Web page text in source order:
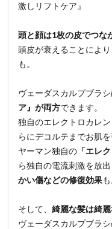
激しリフトケア』
頭と顔は1枚の皮でつな
頭皮が衰えることによ
も。
ヴェーダスカルプブラシ
ア』が両方できます。
独自のエレクトロカレ
らにデコルテまでお肌を
ヤーマン独自の 「エレ
ら独自の電流刺激を放出
かい傷などの修復効果も
そして、 綺麗な髪は綺麗
ヴェーダスカルプブラ